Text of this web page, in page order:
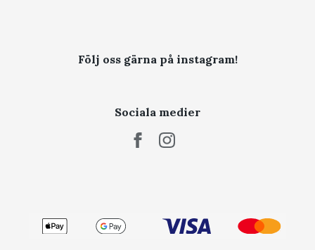
Följ oss gärna på instagram!
Sociala medier